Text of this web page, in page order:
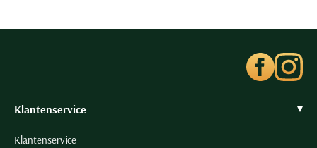
Klantenservice
Klantenservice